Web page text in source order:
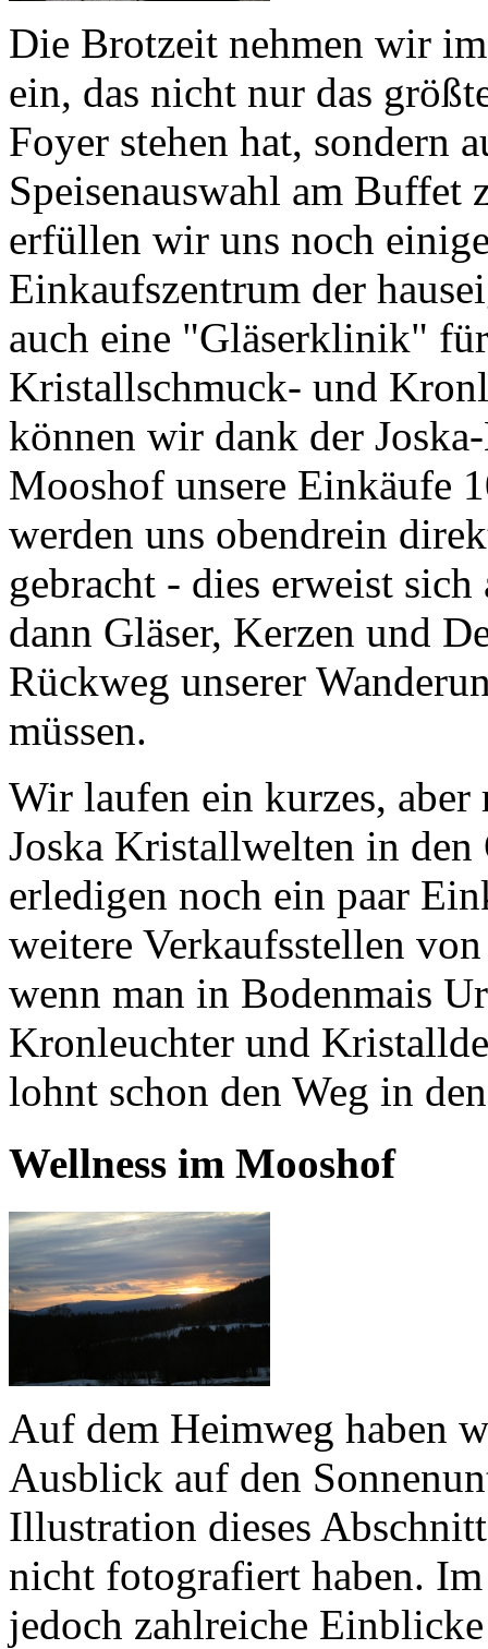
Die Brotzeit nehmen wir
ein, das nicht nur das
Foyer stehen hat, sondern
Speisenauswahl am Buffet
erfüllen wir uns noch
Einkaufszentrum der
auch eine "Gläserklinik"
Kristallschmuck- und
können wir dank der
Mooshof unsere Einkäufe
werden uns obendrein
gebracht - dies erweist
dann Gläser, Kerzen und
Rückweg unserer
müssen.
Wir laufen ein kurzes, aber
Joska Kristallwelten in
erledigen noch ein paar
weitere Verkaufsstellen
wenn man in Bodenmais
Kronleuchter und
lohnt schon den Weg in
Wellness im Mooshof
Auf dem Heimweg haben
Ausblick auf den
Illustration dieses
nicht fotografiert haben.
jedoch zahlreiche